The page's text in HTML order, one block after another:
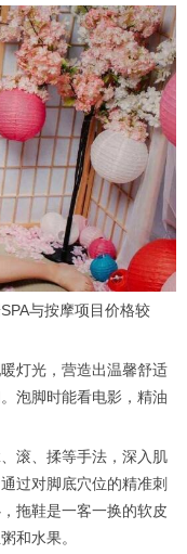
与按摩项目价格较
灯光，营造出温馨舒适
泡脚时能看电影，精油
滚、揉等手法，深入肌
过对脚底穴位的精准刺
拖鞋是一客一换的软皮
和水果。